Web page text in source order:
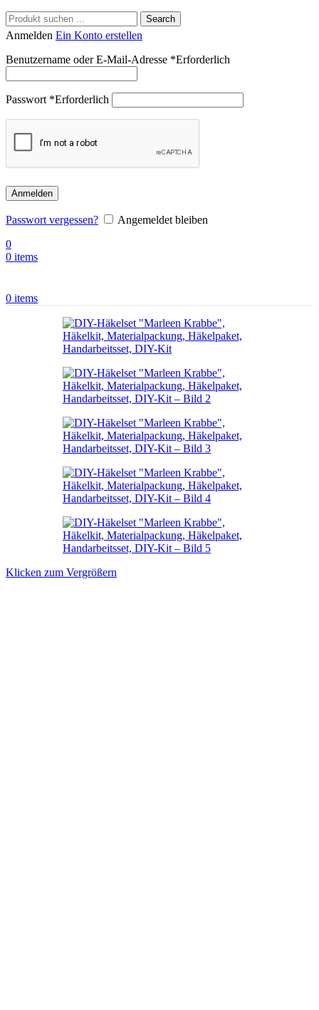
Search
Anmelden Ein Konto erstellen
Benutzername oder E-Mail-Adresse *Erforderlich
Passwort *Erforderlich
Anmelden
Passwort vergessen?
Angemeldet bleiben
0
0 items
0 items
Klicken zum Vergrößern